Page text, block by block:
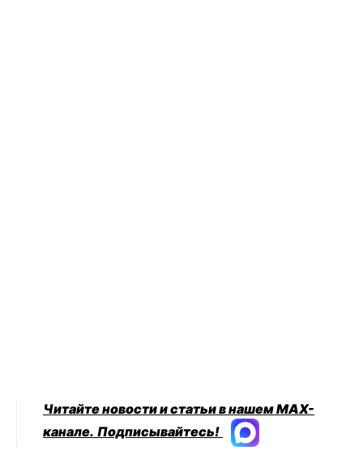
Читайте новости и статьи в нашем MAX-
канале. Подписывайтесь!